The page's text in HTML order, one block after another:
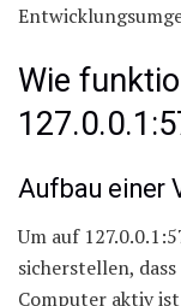
Wie
Aufbau einer
Um auf
sicherstellen,
Computer aktiv